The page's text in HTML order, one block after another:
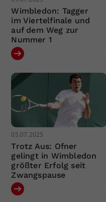
Wimbledon: Tagger
im Viertelfinale und
auf dem Weg zur
Nummer 1
05.07.2025
Trotz Aus: Ofner
gelingt in Wimbledon
größter Erfolg seit
Zwangspause